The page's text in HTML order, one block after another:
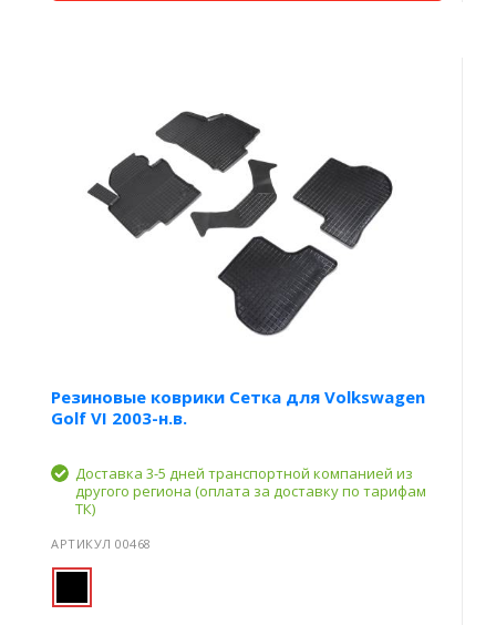
Резиновые коврики Сетка для Volkswagen
Golf VI 2003-н.в.
Доставка 3-5 дней транспортной компанией из
другого региона (оплата за доставку по тарифам
ТК)
АРТИКУЛ 00468